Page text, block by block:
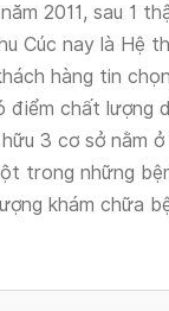
2011, sau 1
Cúc nay là Hệ
hàng tin
chất lượng
3 cơ sở nằm
trong những
khám chữa